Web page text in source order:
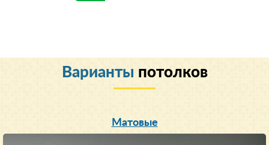
Варианты потолков
Матовые